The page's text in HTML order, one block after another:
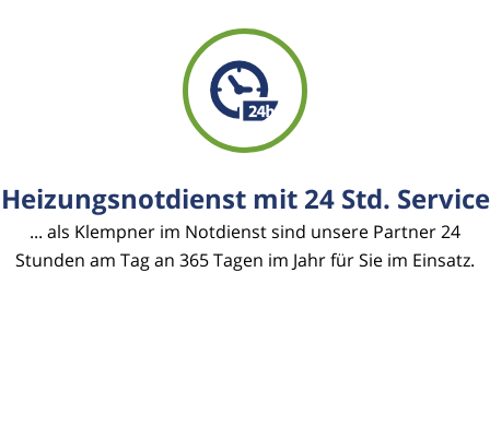
Heizungsnotdienst mit 24 Std. Service
... als Klempner im Notdienst sind unsere Partner 24
Stunden am Tag an 365 Tagen im Jahr für Sie im Einsatz.